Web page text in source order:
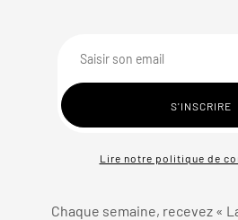
Lire notre politique de
Chaque semaine, recevez «